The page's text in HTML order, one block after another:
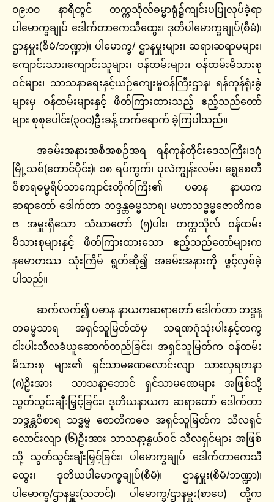
၀၉:၀၀ နာရီတွင် တက္ကသိုလ်ဓမ္မာရုံ၌ကျင်းပပြုလုပ်ခဲ့ရာ
ပါမောက္ခချုပ် ဒေါက်တာကေသီထွေး၊ ဒုတိပါမောက္ခချုပ်(စီမံ)၊
ဌာနမှူး(စီမံ/ဘဏ္ဍာ)၊ ပါမောက္ခ/ ဌာနမှူးများ၊ ဆရာ၊ဆရာမများ၊
ကျောင်းသား၊ကျောင်းသူများ၊ ဝန်ထမ်းများ၊ ဝန်ထမ်းမိသားစု
ဝင်များ၊ သာသနာရေးနှင့်ယဉ်ကျေးမှုဝန်ကြီးဌာန၊ ရန်ကုန်ရုံးခွဲ
များမှ ဝန်ထမ်းများနှင့် ဖိတ်ကြားထားသည့် ဧည့်သည်တော်
များ စုစုပေါင်း(၃၀၀)ဦးခန့် တက်ရောက် ခဲ့ကြပါသည်။
အခမ်းအနားအစီအစဉ်အရ ရန်ကုန်တိုင်းဒေသကြီး၊ဒဂုံ
မြို့သစ်(တောင်ပိုင်း)၊ ၁၈ ရပ်ကွက်၊ ပုလဲကျွန်းလမ်း၊ ရွှေစေတီ
ဝိစာရဓမ္မရိပ်သာကျောင်းတိုက်ကြီး၏ ပဓာန နာယက
ဆရာတော် ဒေါက်တာ ဘဒ္ဒန္တဓမ္မသာရ၊ မဟာသဒ္ဓမ္မဇောတိကဓ
ဇ အမှူးရှိသော သံဃာတော် (၅)ပါး၊ တက္ကသိုလ် ဝန်ထမ်း
မိသားစုများနှင့် ဖိတ်ကြားထားသော ဧည့်သည်တော်များက
နမောတဿ သုံးကြိမ် ရွတ်ဆို၍ အခမ်းအနားကို ဖွင့်လှစ်ခဲ့
ပါသည်။
ဆက်လက်၍ ပဓာန နာယကဆရာတော် ဒေါက်တာ ဘဒ္ဒန္
တဓမ္မသာရ အရှင်သူမြတ်ထံမှ သရဏဂုံသုံးပါးနှင့်တကွ
ငါးပါးသီလခံယူဆောက်တည်ခြင်း၊ အရှင်သူမြတ်က ဝန်ထမ်း
မိသားစု များ၏ ရှင်သာမဏေလောင်းလျာ သားလှရတနာ
(၈)ဦးအား သာသနာ့ဘောင် ရှင်သာမဏေများ အဖြစ်သို့
သွတ်သွင်းချီးမြှင့်ခြင်း၊ ဒုတိယနာယက ဆရာတော် ဒေါက်တာ
ဘဒ္ဒန္တဝိစာရ သဒ္ဓမ္မ ဇောတိကဓဇ အရှင်သူမြတ်က သီလရှင်
လောင်းလျာ (၆)ဦးအား သာသနာ့နွယ်ဝင် သီလရှင်များ အဖြစ်
သို့ သွတ်သွင်းချီးမြှင့်ခြင်း၊ ပါမောက္ခချုပ် ဒေါက်တာကေသီ
ထွေး၊ ဒုတိယပါမောက္ခချုပ်(စီမံ)၊ ဌာနမှူး(စီမံ/ဘဏ္ဍာ)၊
ပါမောက္ခ/ဌာနမှူး(သဘင်)၊ ပါမောက္ခ/ဌာနမှူး(စာပေ) တို့က